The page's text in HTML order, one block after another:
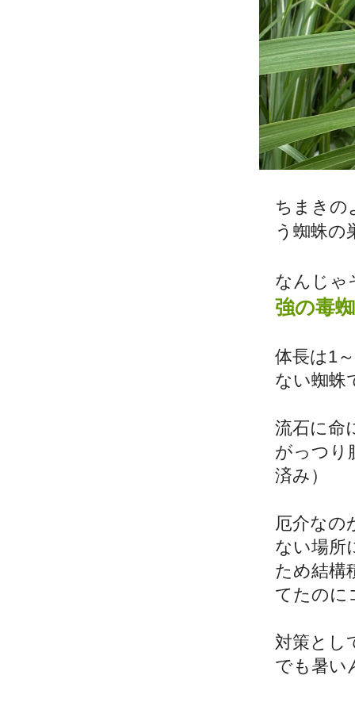
ちまきの
う蜘蛛の
なんじゃ
強の毒
体長は1
ない蜘蛛
流石に命
がっつり
済み）
厄介なの
ない場所
ため結構
てたのに
対策とし
でも暑